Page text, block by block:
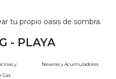
tu propio oasis de sombra.
- PLAYA
y
Gas
Neveras y Acumuladores